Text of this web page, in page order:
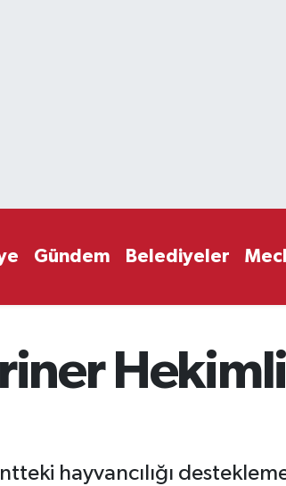
Gündem Belediyeler
hayvancılığı